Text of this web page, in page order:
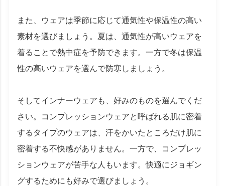
また、ウェアは季節に応じて通気性や保温性の高い
素材を選びましょう。夏は、通気性が高いウェアを
着ることで熱中症を予防できます。一方で冬は保温
性の高いウェアを選んで防寒しましょう。
そしてインナーウェアも、好みのものを選んでくだ
さい。コンプレッションウェアと呼ばれる肌に密着
するタイプのウェアは、汗をかいたところだけ肌に
密着する不快感がありません。一方で、コンプレッ
ションウェアが苦手な人もいます。快適にジョギン
グするためにも好みで選びましょう。